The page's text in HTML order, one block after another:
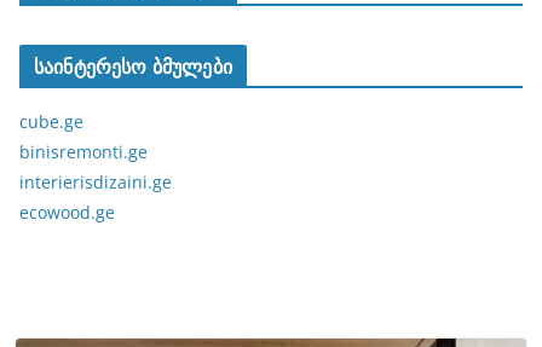
საინტერესო ბმულები
cube.ge
binisremonti.ge
interierisdizaini.ge
ecowood.ge